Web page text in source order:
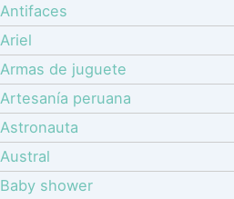
Antifaces
Ariel
Armas de juguete
Artesanía peruana
Astronauta
Austral
Baby shower